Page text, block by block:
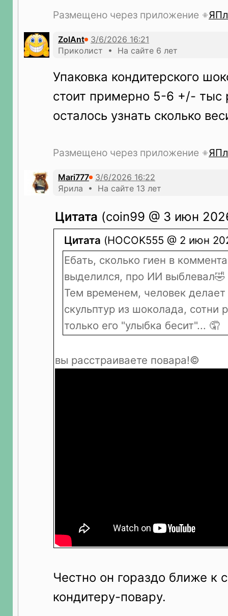
Размещено через приложение
ZolAnt
Приколист • На сайте 6 лет
Упаковка кондитерского
стоит примерно 5-6 +/- тыс
осталось узнать сколько
Размещено через приложение
Mari777
Ярила • На сайте 13 лет
Цитата (coin99 @ 3 июн
Цитата (HOCOK555 @ 2 июн
Ебать, сколько гиен в
выделился, про ИИ выблевал🤣
Тем временем, человек
скульптур из шоколада, сотни
только его "улыбка бесит"... 🤦
вы расстраиваете повара!©
Честно он гораздо ближе к
кондитеру-повару.